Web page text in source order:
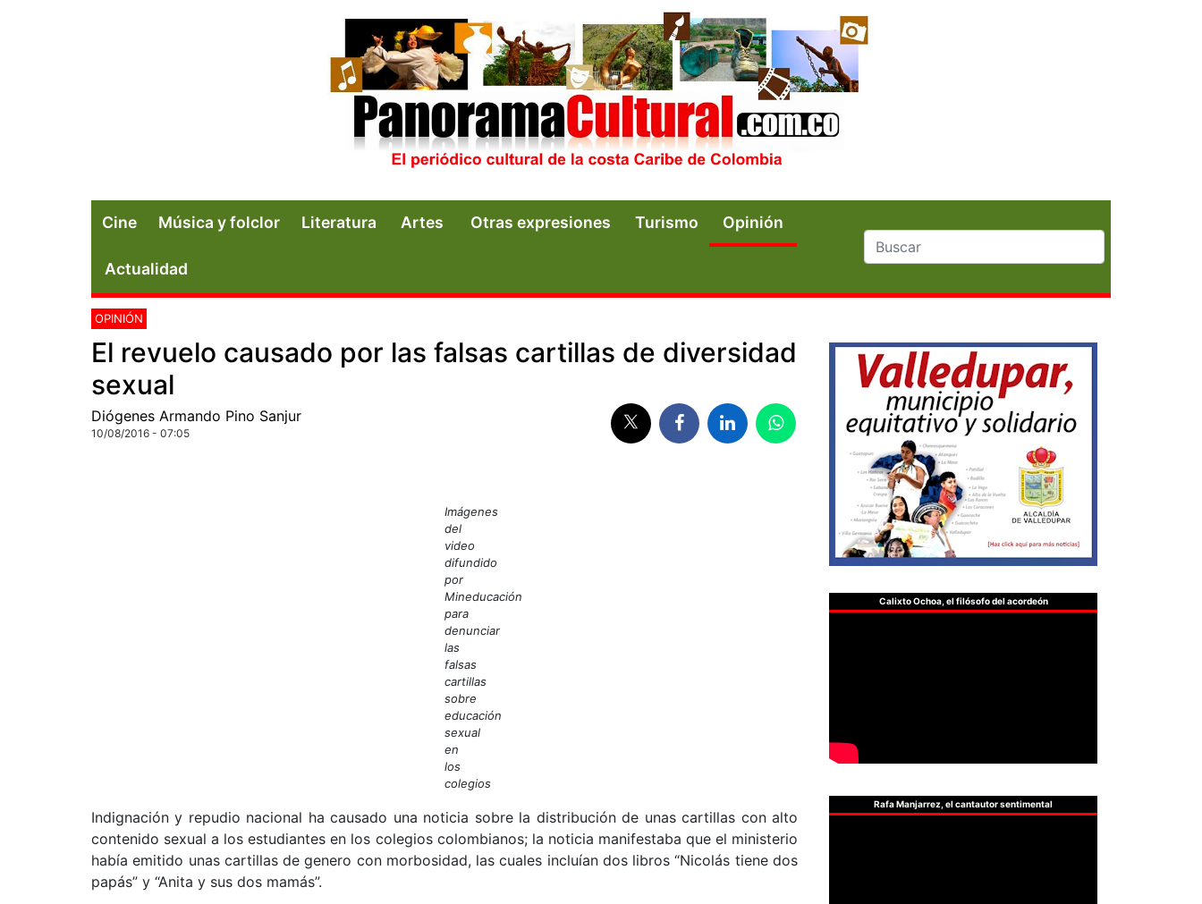
Cine Música y folclor Literatura Artes Otras expresiones Turismo Opinión
Actualidad
OPINIÓN
El revuelo causado por las falsas cartillas de diversidad
sexual
Diógenes Armando Pino Sanjur
10/08/2016 - 07:05
Imágenes
del
video
difundido
por
Mineducación
para
denunciar
las
falsas
cartillas
sobre
educación
sexual
en
los
colegios
Indignación y repudio nacional ha causado una noticia sobre la distribución de unas cartillas con alto
contenido sexual a los estudiantes en los colegios colombianos; la noticia manifestaba que el ministerio
había emitido unas cartillas de genero con morbosidad, las cuales incluían dos libros “Nicolás tiene dos
papás” y “Anita y sus dos mamás”.
Calixto Ochoa, el filósofo del acordeón
Rafa Manjarrez, el cantautor sentimental